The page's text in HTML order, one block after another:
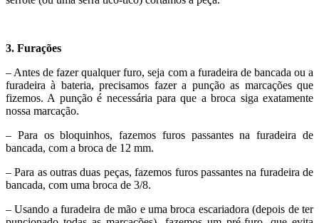
3. Furações
– Antes de fazer qualquer furo, seja com a furadeira de bancada ou a
furadeira à bateria, precisamos fazer a punção as marcações que
fizemos. A punção é necessária para que a broca siga exatamente
nossa marcação.
– Para os bloquinhos, fazemos furos passantes na furadeira de
bancada, com a broca de 12 mm.
– Para as outras duas peças, fazemos furos passantes na furadeira de
bancada, com uma broca de 3/8.
– Usando a furadeira de mão e uma broca escariadora (depois de ter